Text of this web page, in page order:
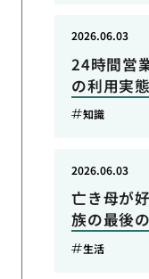
24時間営
の利用実
2026.06.03
知識
亡き母が
族の最後
2026.06.03
生活